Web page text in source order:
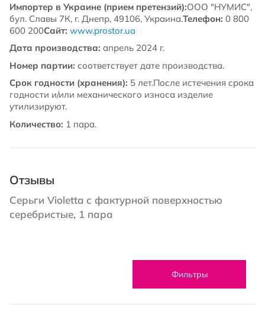
Импортер в Украине (прием претензий):ООО "НУМИС",
бул. Славы 7К, г. Днепр, 49106, Украина.Телефон: 0 800
600 200Сайт: www.prostor.ua
Дата производства: апрель 2024 г.
Номер партии: соответствует дате производства.
Срок годности (хранения): 5 лет.После истечения срока
годности и/или механического износа изделие
утилизируют.
Количество: 1 пара.
Отзывы
Серьги Violetta с фактурной поверхностью
серебристые, 1 пара
Фильтры